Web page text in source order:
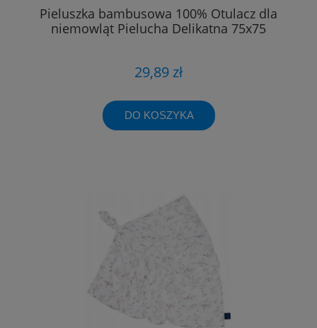
Pieluszka bambusowa 100% Otulacz dla
niemowląt Pielucha Delikatna 75x75
29,89 zł
DO KOSZYKA